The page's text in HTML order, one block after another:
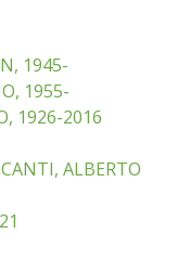
1945-
1955-
1926-2016
ALBERTO